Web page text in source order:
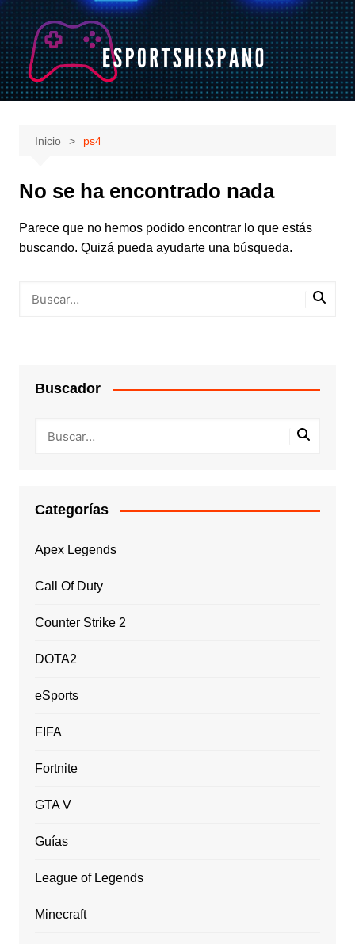
Saltar
al
contenido
Inicio ps4
No se ha encontrado nada
Parece que no hemos podido encontrar lo que estás
buscando. Quizá pueda ayudarte una búsqueda.
Buscador
Categorías
Apex Legends
Call Of Duty
Counter Strike 2
DOTA2
eSports
FIFA
Fortnite
GTA V
Guías
League of Legends
Minecraft